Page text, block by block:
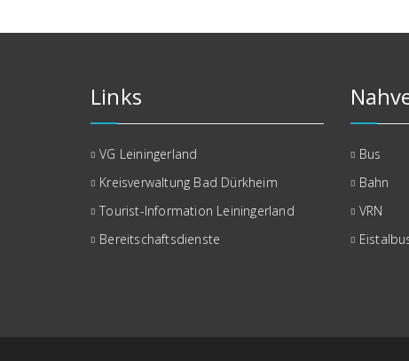
Links
VG Leiningerland
Kreisverwaltung Bad Dürkheim
Tourist-Information Leiningerland
Bereitschaftsdienste
Bus
Bahn
VRN